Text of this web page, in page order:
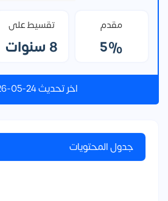
مقدم
5%
تقسيط على
8 سنوات
اخر تحديث 24-05-2026
جدول المحتويات